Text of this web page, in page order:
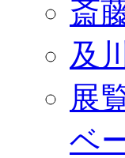
斎
及
展
ベ